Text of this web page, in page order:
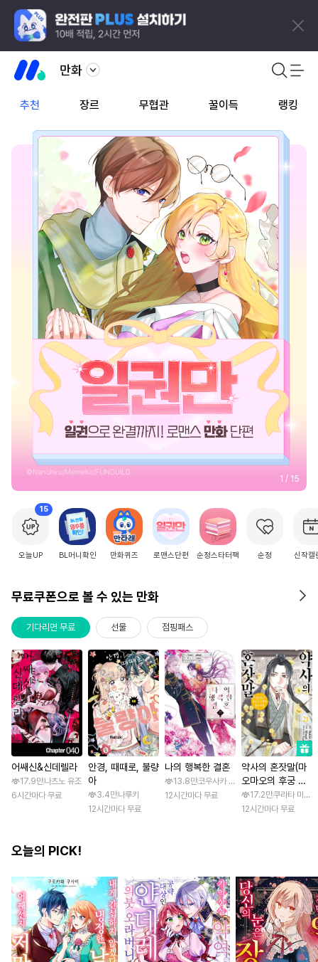
만화
추천 장르 무협관 꿀이득 랭킹
2 / 15
15
오늘UP BL머니확인 만화퀴즈 로맨스단편 순정스타터팩 순정 신작캘
무료쿠폰으로 볼 수 있는 만화
기다리면 무료 선물 점핑패스
어쌔신&신데렐라
17.9만나츠노 유조
6시간마다 무료
안경, 때때로, 불량
아
3.4만나루키
12시간마다 무료
나의 행복한 결혼
13.8만코우사카 리토 / 아기토기 아쿠미
12시간마다 무료
약사의 혼잣말(마
오마오의 후궁 수
수께끼 풀이수첩)
17.2만쿠라타 미노
12시간마다 무료
오늘의 PICK!